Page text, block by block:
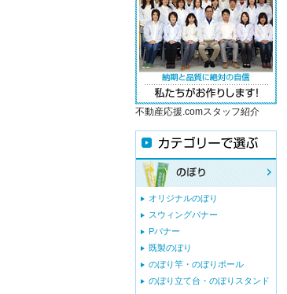
不動産応援.comスタッフ紹介
オリジナルのぼり
スウィングバナー
Pバナー
既製のぼり
のぼり竿・のぼりポール
のぼり立て台・のぼりスタンド